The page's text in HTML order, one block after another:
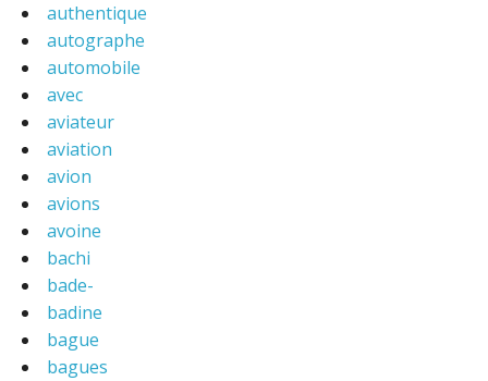
authentique
autographe
automobile
avec
aviateur
aviation
avion
avions
avoine
bachi
bade-
badine
bague
bagues